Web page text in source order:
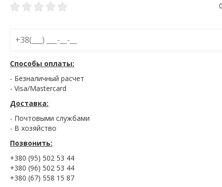
Способы оплаты:
- Безналичный расчет
- Visa/Mastercard
Доставка:
- Почтовыми службами
- В хозяйство
Позвонить:
+380 (95) 502 53 44
+380 (96) 502 53 44
+380 (67) 558 15 87